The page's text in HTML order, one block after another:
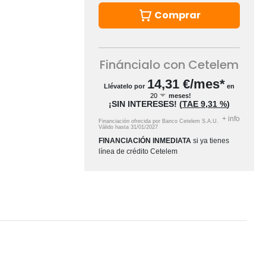
Comprar
Fináncialo con Cetelem
Llévatelo por 14,31 €/mes* en
meses!
¡SIN INTERESES!(TAE9,31 %)
Financiación ofrecida por Banco Cetelem S.A.U.
Válido hasta31/01/2027
+ info
FINANCIACIÓN INMEDIATA si ya tienes
línea de crédito Cetelem